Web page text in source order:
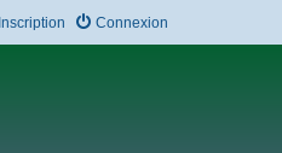
Connexion
Inscription